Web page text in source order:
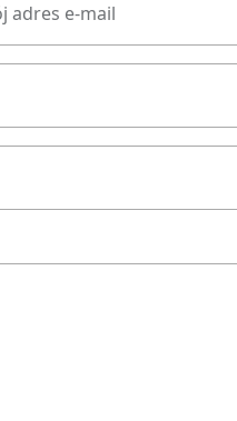
adres e-mail